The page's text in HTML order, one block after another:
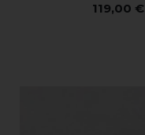
119,00 €